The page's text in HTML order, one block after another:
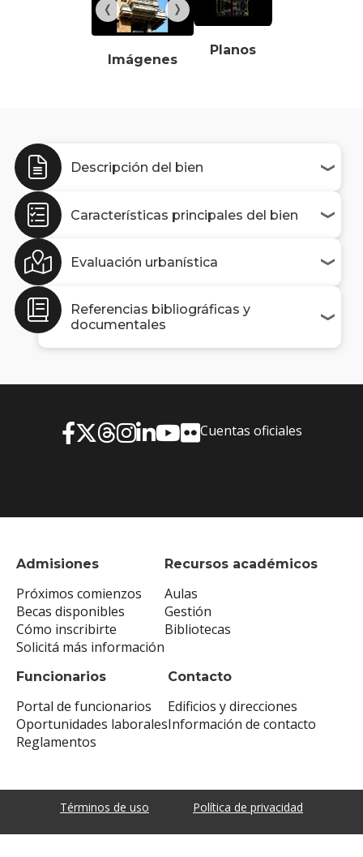
Imágenes
Planos
Descripción del bien
Características principales del bien
Evaluación urbanística
Referencias bibliográficas y
documentales
Admisiones
Próximos comienzos
Becas disponibles
Cómo inscribirte
Solicitá más información
Recursos académicos
Aulas
Gestión
Bibliotecas
Funcionarios
Portal de funcionarios
Oportunidades laborales
Reglamentos
Contacto
Edificios y direcciones
Información de contacto
Cuentas oficiales
Términos de uso Política de privacidad